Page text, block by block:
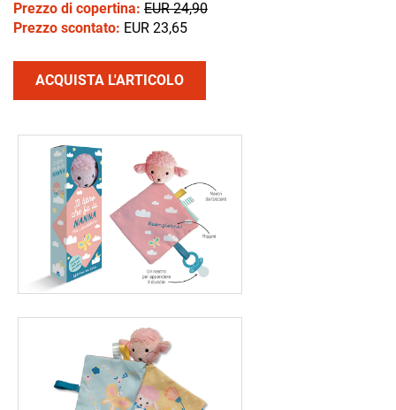
Prezzo di copertina: EUR 24,90
Prezzo scontato: EUR 23,65
ACQUISTA L'ARTICOLO